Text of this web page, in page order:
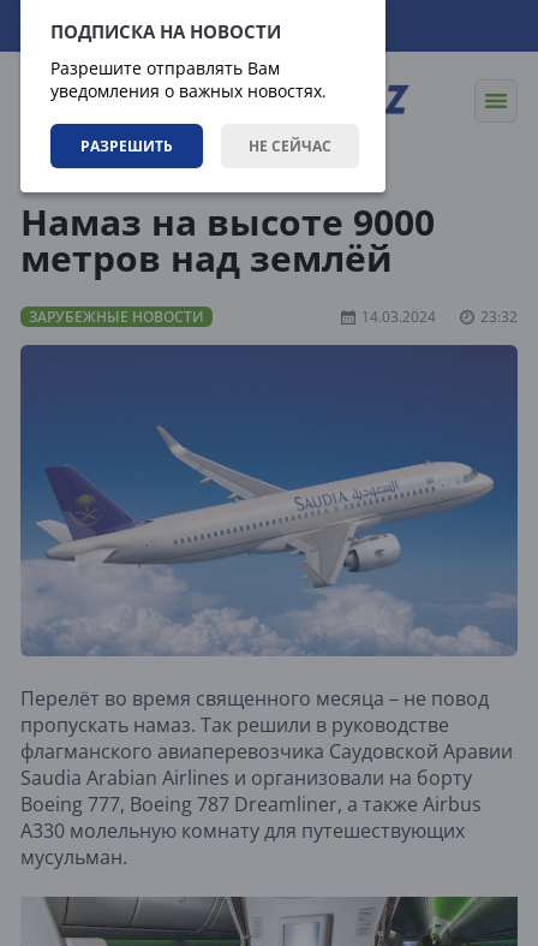
ПОДПИСКА НА НОВОСТИ
Разрешите отправлять Вам
уведомления о важных новостях.
РАЗРЕШИТЬ НЕ СЕЙЧАС
07.08.2026 20:00:09
Намаз на высоте 9000
метров над землёй
ЗАРУБЕЖНЫЕ НОВОСТИ 14.03.2024 23:32
Перелёт во время священного месяца – не повод
пропускать намаз. Так решили в руководстве
флагманского авиаперевозчика Саудовской Аравии
Saudia Arabian Airlines и организовали на борту
Boeing 777, Boeing 787 Dreamliner, а также Airbus
A330 молельную комнату для путешествующих
мусульман.